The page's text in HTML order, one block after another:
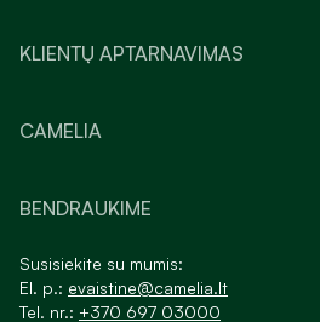
KLIENTŲ APTARNAVIMAS
CAMELIA
BENDRAUKIME
Susisiekite su mumis:
El. p.: evaistine@camelia.lt
Tel. nr.: +370 697 03000